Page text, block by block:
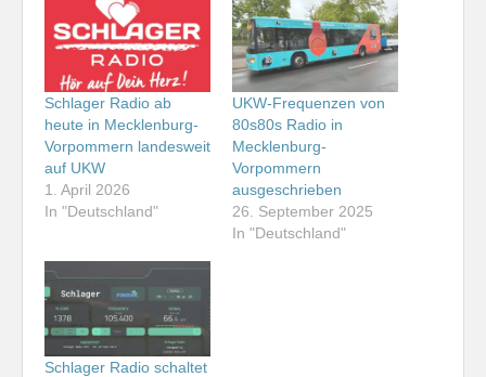
Schlager Radio ab
heute in Mecklenburg-
Vorpommern landesweit
auf UKW
1. April 2026
In "Deutschland"
UKW-Frequenzen von
80s80s Radio in
Mecklenburg-
Vorpommern
ausgeschrieben
26. September 2025
In "Deutschland"
Schlager Radio schaltet